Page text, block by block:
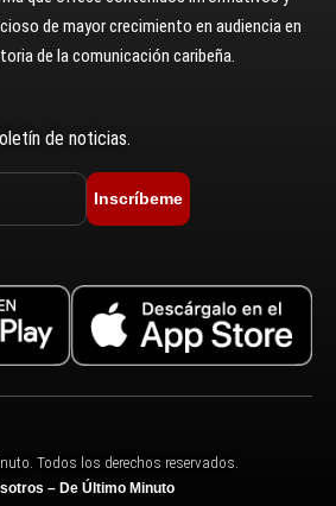
de mayor crecimiento en audiencia en
de la comunicación caribeña.
de noticias.
Inscríbeme
Todos los derechos reservados.
– De Último Minuto